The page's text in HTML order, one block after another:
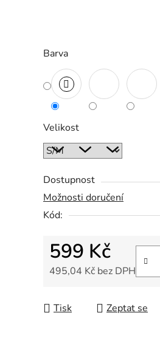
Barva
Velikost
Dostupnost
Možnosti doručení
Kód:
599 Kč
495,04 Kč bez DPH
Tisk Zeptat se